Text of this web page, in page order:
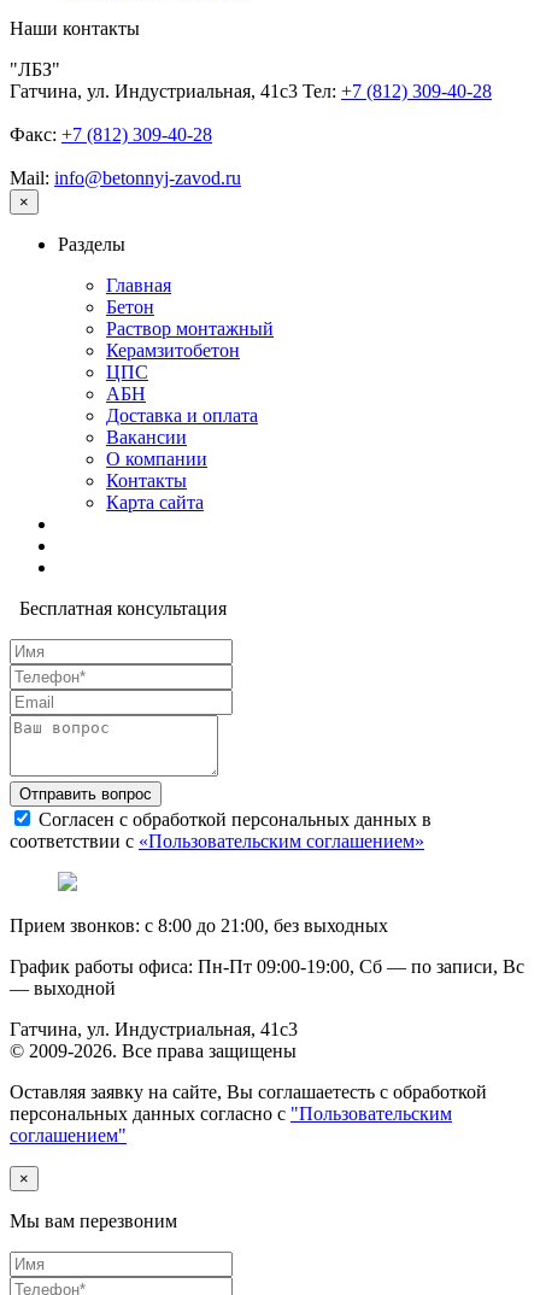
Наши контакты
"ЛБЗ"
Гатчина, ул. Индустриальная, 41с3 Тел: +7 (812) 309-40-28
Факс: +7 (812) 309-40-28
Mail: info@betonnyj-zavod.ru
×
Разделы
Главная
Бетон
Раствор монтажный
Керамзитобетон
ЦПС
АБН
Доставка и оплата
Вакансии
О компании
Контакты
Карта сайта
Бесплатная консультация
Отправить вопрос
Согласен с обработкой персональных данных в
соответствии с «Пользовательским соглашением»
Прием звонков: c 8:00 до 21:00, без выходных
График работы офиса: Пн-Пт 09:00-19:00, Сб — по записи, Вс
— выходной
Гатчина, ул. Индустриальная, 41с3
© 2009-2026. Все права защищены
Оставляя заявку на сайте, Вы соглашаетесть с обработкой
персональных данных согласно с "Пользовательским
соглашением"
×
Мы вам перезвоним